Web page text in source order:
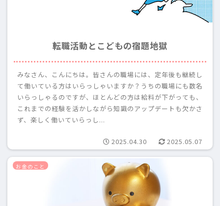
転職活動とこどもの宿題地獄
みなさん、こんにちは。皆さんの職場には、定年後も継続し
て働いている方はいらっしゃいますか？うちの職場にも数名
いらっしゃるのですが、ほとんどの方は給料が下がっても、
これまでの経験を活かしながら知識のアップデートも欠かさ
ず、楽しく働いていらっし...
2025.04.30 2025.05.07
お金のこと